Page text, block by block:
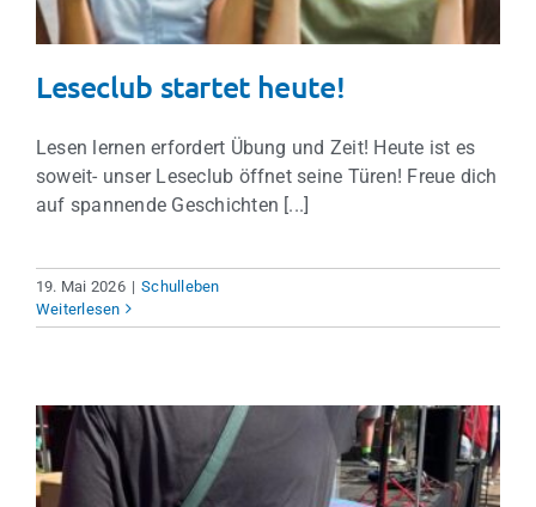
Leseclub startet heute!
Lesen lernen erfordert Übung und Zeit! Heute ist es
soweit- unser Leseclub öffnet seine Türen! Freue dich
auf spannende Geschichten [...]
19. Mai 2026 | Schulleben
Weiterlesen